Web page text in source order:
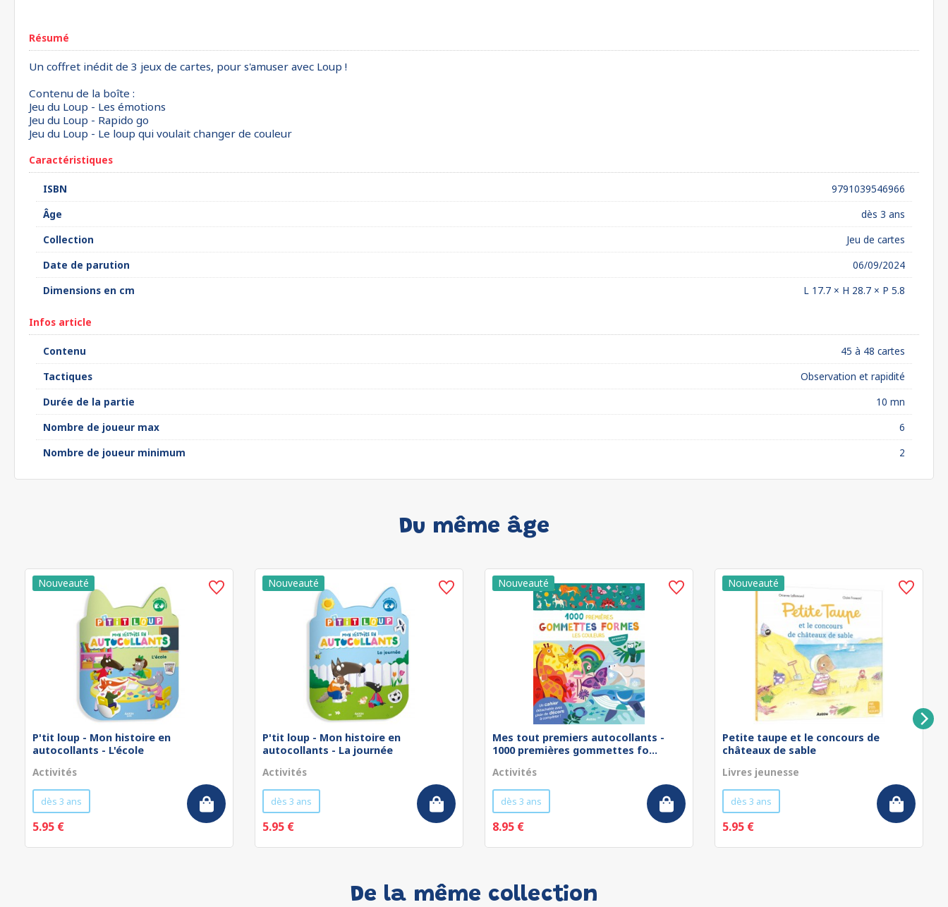
Résumé
Un coffret inédit de 3 jeux de cartes, pour s'amuser avec Loup !
Contenu de la boîte :
Jeu du Loup - Les émotions
Jeu du Loup - Rapido go
Jeu du Loup - Le loup qui voulait changer de couleur
Caractéristiques
ISBN
9791039546966
Âge
dès 3 ans
Collection
Jeu de cartes
Date de parution
06/09/2024
Dimensions en cm
L 17.7 × H 28.7 × P 5.8
Infos article
Contenu
45 à 48 cartes
Tactiques
Observation et rapidité
Durée de la partie
10 mn
Nombre de joueur max
6
Nombre de joueur minimum
2
Du même âge
P'tit loup - Mon histoire en
autocollants - L'école
Activités
dès 3 ans
5.95 €
P'tit loup - Mon histoire en
autocollants - La journée
Activités
dès 3 ans
5.95 €
Mes tout premiers autocollants -
1000 premières gommettes fo...
Activités
dès 3 ans
8.95 €
Petite taupe et le concours de
châteaux de sable
Livres jeunesse
dès 3 ans
5.95 €
De la même collection